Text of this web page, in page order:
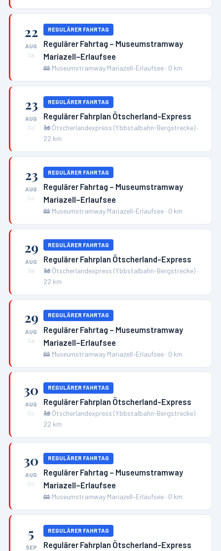
22
AUG
Sa
REGULÄRER FAHRTAG
Regulärer Fahrtag – Museumstramway
Mariazell–Erlaufsee
🚋 Museumstramway Mariazell–Erlaufsee · 0 km
23
AUG
So
REGULÄRER FAHRTAG
Regulärer Fahrplan Ötscherland-Express
🚂 Ötscherlandexpress (Ybbstalbahn-Bergstrecke) ·
22 km
23
AUG
So
REGULÄRER FAHRTAG
Regulärer Fahrtag – Museumstramway
Mariazell–Erlaufsee
🚋 Museumstramway Mariazell–Erlaufsee · 0 km
29
AUG
Sa
REGULÄRER FAHRTAG
Regulärer Fahrplan Ötscherland-Express
🚂 Ötscherlandexpress (Ybbstalbahn-Bergstrecke) ·
22 km
29
AUG
Sa
REGULÄRER FAHRTAG
Regulärer Fahrtag – Museumstramway
Mariazell–Erlaufsee
🚋 Museumstramway Mariazell–Erlaufsee · 0 km
30
AUG
So
REGULÄRER FAHRTAG
Regulärer Fahrplan Ötscherland-Express
🚂 Ötscherlandexpress (Ybbstalbahn-Bergstrecke) ·
22 km
30
AUG
So
REGULÄRER FAHRTAG
Regulärer Fahrtag – Museumstramway
Mariazell–Erlaufsee
🚋 Museumstramway Mariazell–Erlaufsee · 0 km
5
SEP
REGULÄRER FAHRTAG
Regulärer Fahrplan Ötscherland-Express